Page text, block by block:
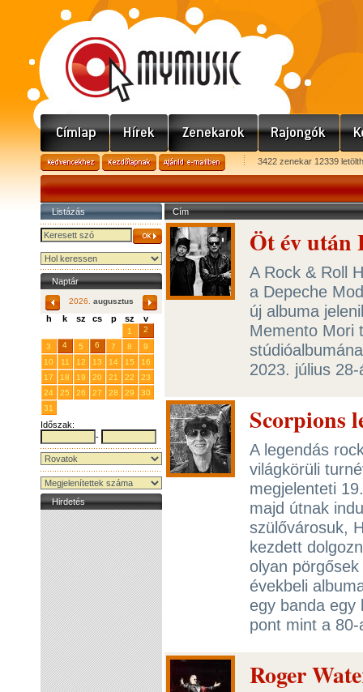
3422 zenekar 12339
Listázás
Naptár
2026. augusztus
h k sz cs p sz v
1
2
3
4 5 6 7 8
9
10
11 12 13 14 15
16
17
18 19 20 21 22
23
24
25 26 27 28 29
30
31
Időszak:
-
Hirdetés
Cím
Öt év után
A Rock & Roll
a Depeche
új albuma
Memento Mori
2023. július
Scorpions
A legendás
világkörüli
megjelenteti
majd útnak
szülővárosuk,
kezdett
olyan
évekbeli
egy banda egy
pont mint a
Roger